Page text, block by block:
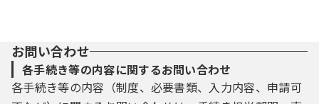
３ 利用者ＩＤ及びパスワードの取得・管理
（１）利用者は，システムにおいてログイン
お問い合わせ
各手続き等の内容に関するお問い合わせ
各手続き等の内容（制度、必要書類、入力内容、申請可